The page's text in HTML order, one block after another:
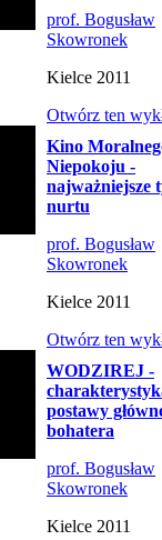
prof. Bogusław
Skowronek
Kielce 2011
Otwórz ten
Kino
Niepokoju -
najważniejsze
nurtu
prof. Bogusław
Skowronek
Kielce 2011
Otwórz ten
WODZIREJ -
postawy
bohatera
prof. Bogusław
Skowronek
Kielce 2011